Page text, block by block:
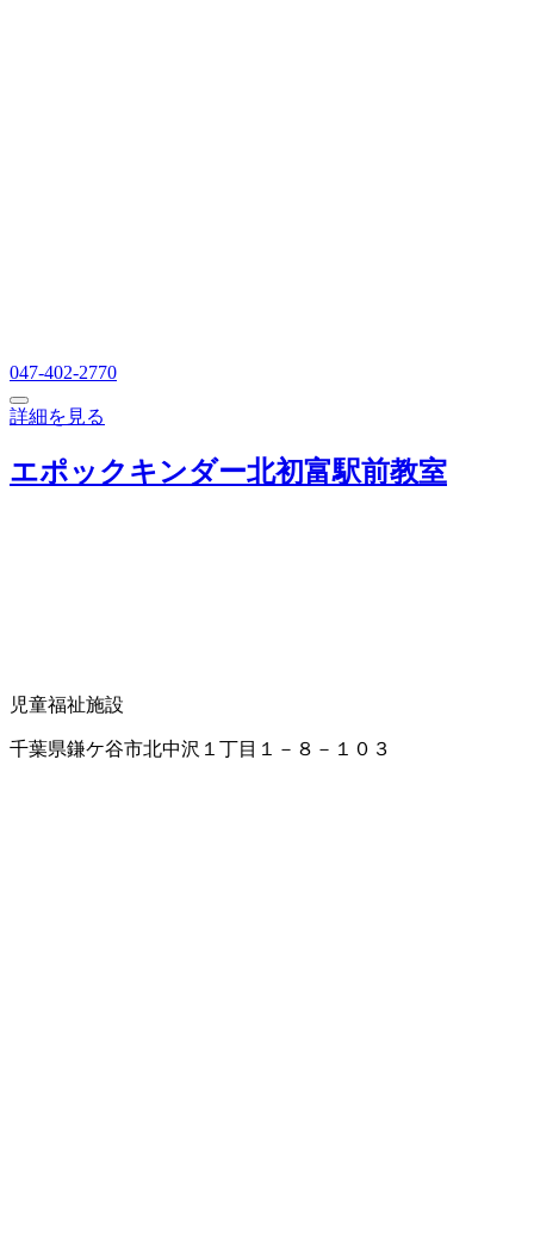
047-402-2770
詳細を見る
エポックキンダー北初富駅前教室
児童福祉施設
千葉県鎌ケ谷市北中沢１丁目１－８－１０３